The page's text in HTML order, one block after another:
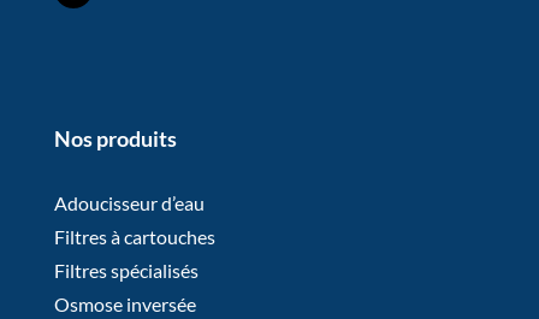
Nos produits
Adoucisseur d’eau
Filtres à cartouches
Filtres spécialisés
Osmose inversée